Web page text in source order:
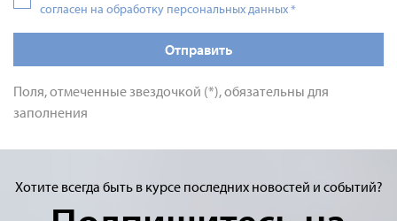
согласен на обработку персональных данных*
Отправить
Поля, отмеченные звездочкой (*), обязательны для
заполнения
Хотите всегда быть в курсе последних новостей и событий?